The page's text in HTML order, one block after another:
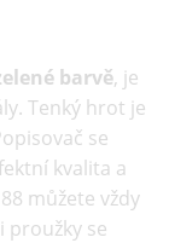
barvě, je
Tenký hrot je
se
kvalita a
můžete vždy
proužky se